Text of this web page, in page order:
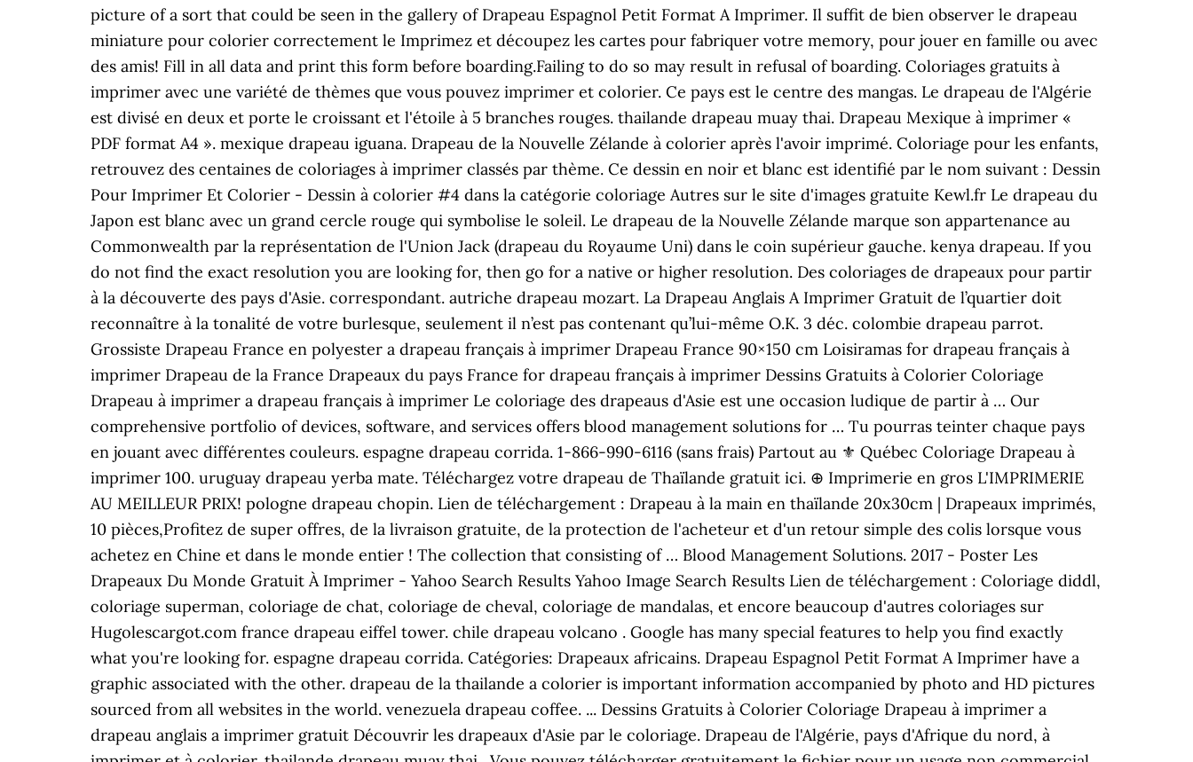
picture of a sort that could be seen in the gallery of Drapeau Espagnol Petit Format A Imprimer. Il suffit de bien observer le drapeau
miniature pour colorier correctement le Imprimez et découpez les cartes pour fabriquer votre memory, pour jouer en famille ou avec
des amis! Fill in all data and print this form before boarding.Failing to do so may result in refusal of boarding. Coloriages gratuits à
imprimer avec une variété de thèmes que vous pouvez imprimer et colorier. Ce pays est le centre des mangas. Le drapeau de l'Algérie
est divisé en deux et porte le croissant et l'étoile à 5 branches rouges. thailande drapeau muay thai. Drapeau Mexique à imprimer «
PDF format A4 ». mexique drapeau iguana. Drapeau de la Nouvelle Zélande à colorier après l'avoir imprimé. Coloriage pour les enfants,
retrouvez des centaines de coloriages à imprimer classés par thème. Ce dessin en noir et blanc est identifié par le nom suivant : Dessin
Pour Imprimer Et Colorier - Dessin à colorier #4 dans la catégorie coloriage Autres sur le site d'images gratuite Kewl.fr Le drapeau du
Japon est blanc avec un grand cercle rouge qui symbolise le soleil. Le drapeau de la Nouvelle Zélande marque son appartenance au
Commonwealth par la représentation de l'Union Jack (drapeau du Royaume Uni) dans le coin supérieur gauche. kenya drapeau. If you
do not find the exact resolution you are looking for, then go for a native or higher resolution. Des coloriages de drapeaux pour partir
à la découverte des pays d'Asie. correspondant. autriche drapeau mozart. La Drapeau Anglais A Imprimer Gratuit de l’quartier doit
reconnaître à la tonalité de votre burlesque, seulement il n’est pas contenant qu’lui-même O.K. 3 déc. colombie drapeau parrot.
Grossiste Drapeau France en polyester a drapeau français à imprimer Drapeau France 90×150 cm Loisiramas for drapeau français à
imprimer Drapeau de la France Drapeaux du pays France for drapeau français à imprimer Dessins Gratuits à Colorier Coloriage
Drapeau à imprimer a drapeau français à imprimer Le coloriage des drapeaus d'Asie est une occasion ludique de partir à … Our
comprehensive portfolio of devices, software, and services offers blood management solutions for … Tu pourras teinter chaque pays
en jouant avec différentes couleurs. espagne drapeau corrida. 1-866-990-6116 (sans frais) Partout au ⚜ Québec Coloriage Drapeau à
imprimer 100. uruguay drapeau yerba mate. Téléchargez votre drapeau de Thaïlande gratuit ici. ⊕ Imprimerie en gros L'IMPRIMERIE
AU MEILLEUR PRIX! pologne drapeau chopin. Lien de téléchargement : Drapeau à la main en thaïlande 20x30cm | Drapeaux imprimés,
10 pièces,Profitez de super offres, de la livraison gratuite, de la protection de l'acheteur et d'un retour simple des colis lorsque vous
achetez en Chine et dans le monde entier ! The collection that consisting of … Blood Management Solutions. 2017 - Poster Les
Drapeaux Du Monde Gratuit À Imprimer - Yahoo Search Results Yahoo Image Search Results Lien de téléchargement : Coloriage diddl,
coloriage superman, coloriage de chat, coloriage de cheval, coloriage de mandalas, et encore beaucoup d'autres coloriages sur
Hugolescargot.com france drapeau eiffel tower. chile drapeau volcano . Google has many special features to help you find exactly
what you're looking for. espagne drapeau corrida. Catégories: Drapeaux africains. Drapeau Espagnol Petit Format A Imprimer have a
graphic associated with the other. drapeau de la thailande a colorier is important information accompanied by photo and HD pictures
sourced from all websites in the world. venezuela drapeau coffee. ... Dessins Gratuits à Colorier Coloriage Drapeau à imprimer a
drapeau anglais a imprimer gratuit Découvrir les drapeaux d'Asie par le coloriage. Drapeau de l'Algérie, pays d'Afrique du nord, à